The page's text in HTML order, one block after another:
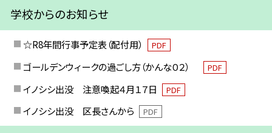
学校からのお知らせ
☆R8年間行事予定表（配付用） PDF
ゴールデンウィークの過ごし方（かんな０２） PDF
イノシシ出没 注意喚起４月１７日 PDF
イノシシ出没 区長さんから PDF